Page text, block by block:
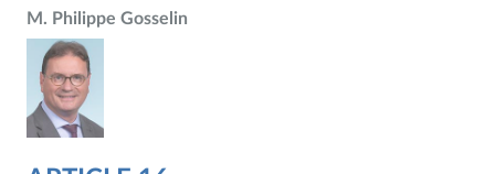
M. Philippe Gosselin